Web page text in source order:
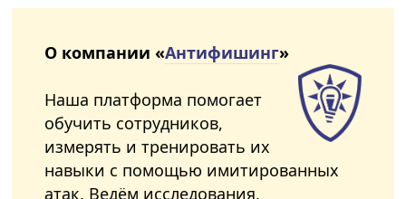
О компании «Антифишинг»
Наша платформа помогает
обучить сотрудников,
измерять и тренировать их
навыки с помощью имитированных
атак. Ведём исследования,